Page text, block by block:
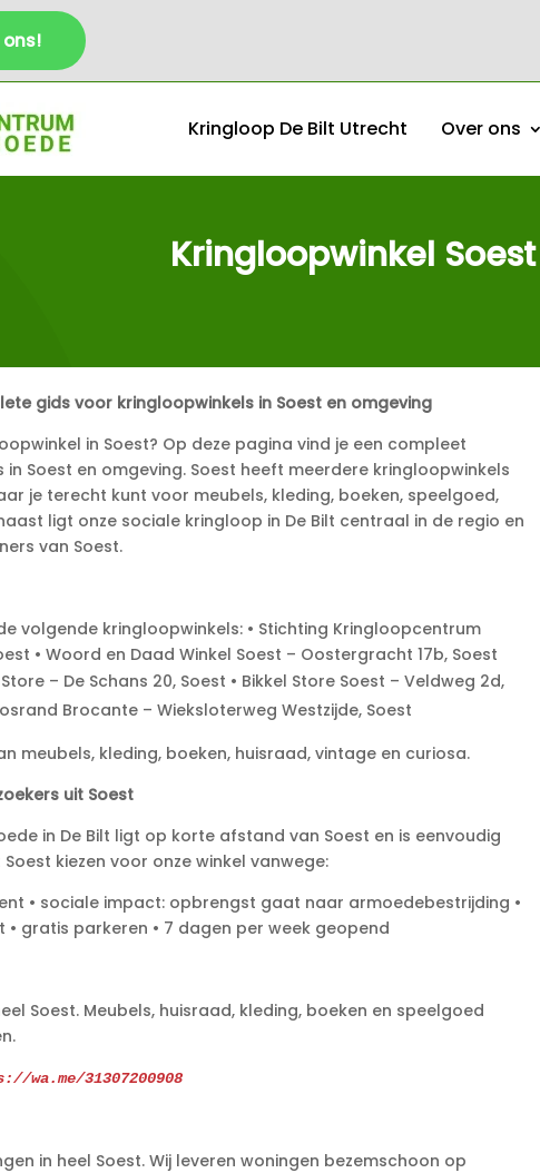
ons!
Kringloop De Bilt Utrecht Over ons
Kringloopwinkel Soest
gids voor kringloopwinkels in Soest en omgeving
in Soest? Op deze pagina vind je een compleet
Soest en omgeving. Soest heeft meerdere kringloopwinkels
je terecht kunt voor meubels, kleding, boeken, speelgoed,
ligt onze sociale kringloop in De Bilt centraal in de regio en
van Soest.
volgende kringloopwinkels: • Stichting Kringloopcentrum
• Woord en Daad Winkel Soest – Oostergracht 17b, Soest
Store – De Schans 20, Soest • Bikkel Store Soest – Veldweg 2d,
Brocante – Wieksloterweg Westzijde, Soest
meubels, kleding, boeken, huisraad, vintage en curiosa.
uit Soest
in De Bilt ligt op korte afstand van Soest en is eenvoudig
kiezen voor onze winkel vanwege:
• sociale impact: opbrengst gaat naar armoedebestrijding •
gratis parkeren • 7 dagen per week geopend
Soest. Meubels, huisraad, kleding, boeken en speelgoed
wa.me/31307200908
in heel Soest. Wij leveren woningen bezemschoon op